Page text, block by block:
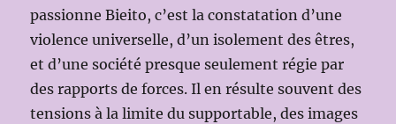
passionne Bieito, c’est la constatation d’une
violence universelle, d’un isolement des êtres,
et d’une société presque seulement régie par
des rapports de forces. Il en résulte souvent des
tensions à la limite du supportable, des images